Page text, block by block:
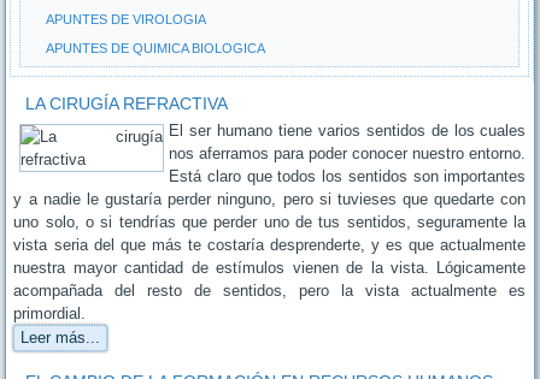
APUNTES DE VIROLOGIA
APUNTES DE QUIMICA BIOLOGICA
LA CIRUGÍA REFRACTIVA
El ser humano tiene varios sentidos de los cuales
nos aferramos para poder conocer nuestro entorno.
Está claro que todos los sentidos son importantes
y a nadie le gustaría perder ninguno, pero si tuvieses que quedarte con
uno solo, o si tendrías que perder uno de tus sentidos, seguramente la
vista seria del que más te costaría desprenderte, y es que actualmente
nuestra mayor cantidad de estímulos vienen de la vista. Lógicamente
acompañada del resto de sentidos, pero la vista actualmente es
primordial.
Leer más...